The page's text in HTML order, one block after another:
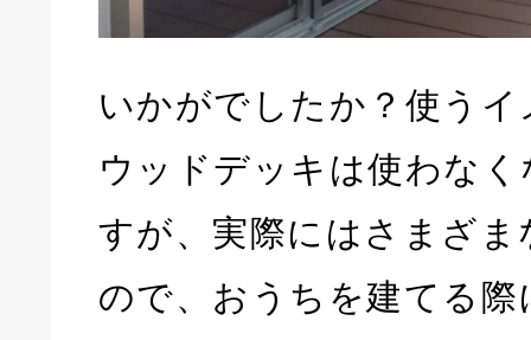
いかがでしたか？使う
ウッドデッキは使わな
すが、実際にはさまざま
ので、おうちを建てる